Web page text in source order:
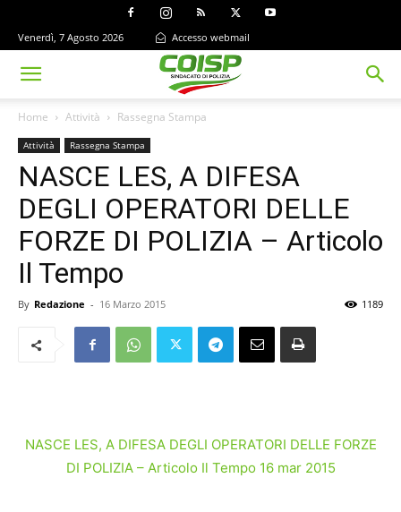
Venerdì, 7 Agosto 2026 Accesso webmail
Home Attività Rassegna Stampa
Attività Rassegna Stampa
NASCE LES, A DIFESA
DEGLI OPERATORI DELLE
FORZE DI POLIZIA – Articolo
Il Tempo
By Redazione - 16 Marzo 2015 1189
NASCE LES, A DIFESA DEGLI OPERATORI DELLE FORZE
DI POLIZIA – Articolo Il Tempo 16 mar 2015